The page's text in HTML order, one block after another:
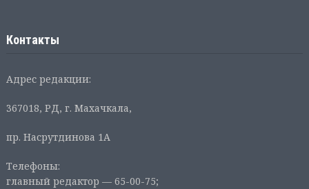
Контакты
Адрес редакции:
367018, РД, г. Махачкала,
пр. Насрутдинова 1А
Телефоны:
главный редактор — 65-00-75;